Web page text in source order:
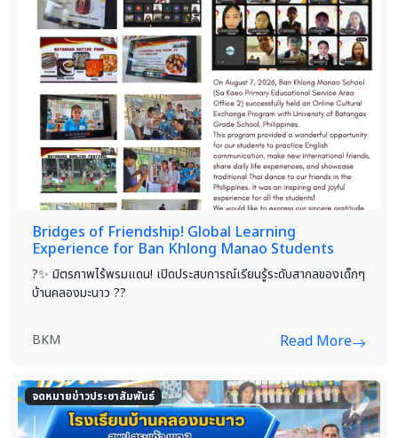
Bridges of Friendship! Global Learning
Experience for Ban Khlong Manao Students
?✨ มิตรภาพไร้พรมแดน! เปิดประสบการณ์เรียนรู้ระดับสากลของเด็กๆ
บ้านคลองมะนาว ??
BKM Read More
จดหมายข่าวประชาสัมพันธ์